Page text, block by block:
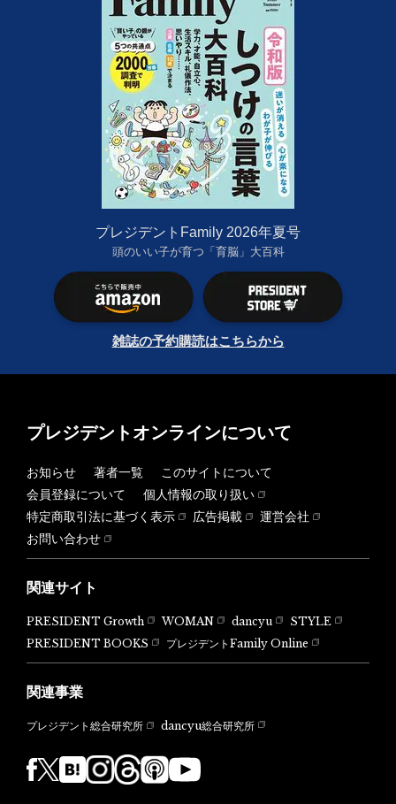
プレジデントFamily 2026年夏号
頭のいい子が育つ「育脳」大百科
雑誌の予約購読はこちらから
プレジデントオンラインについて
お知らせ 著者一覧
このサイトについて
会員登録について
個人情報の取り扱い
特定商取引法に基づく表示
広告掲載
運営会社
お問い合わせ
関連サイト
PRESIDENT Growth WOMAN dancyu
STYLE
PRESIDENT BOOKS
プレジデントFamily Online
関連事業
プレジデント総合研究所 dancyu総合研究所